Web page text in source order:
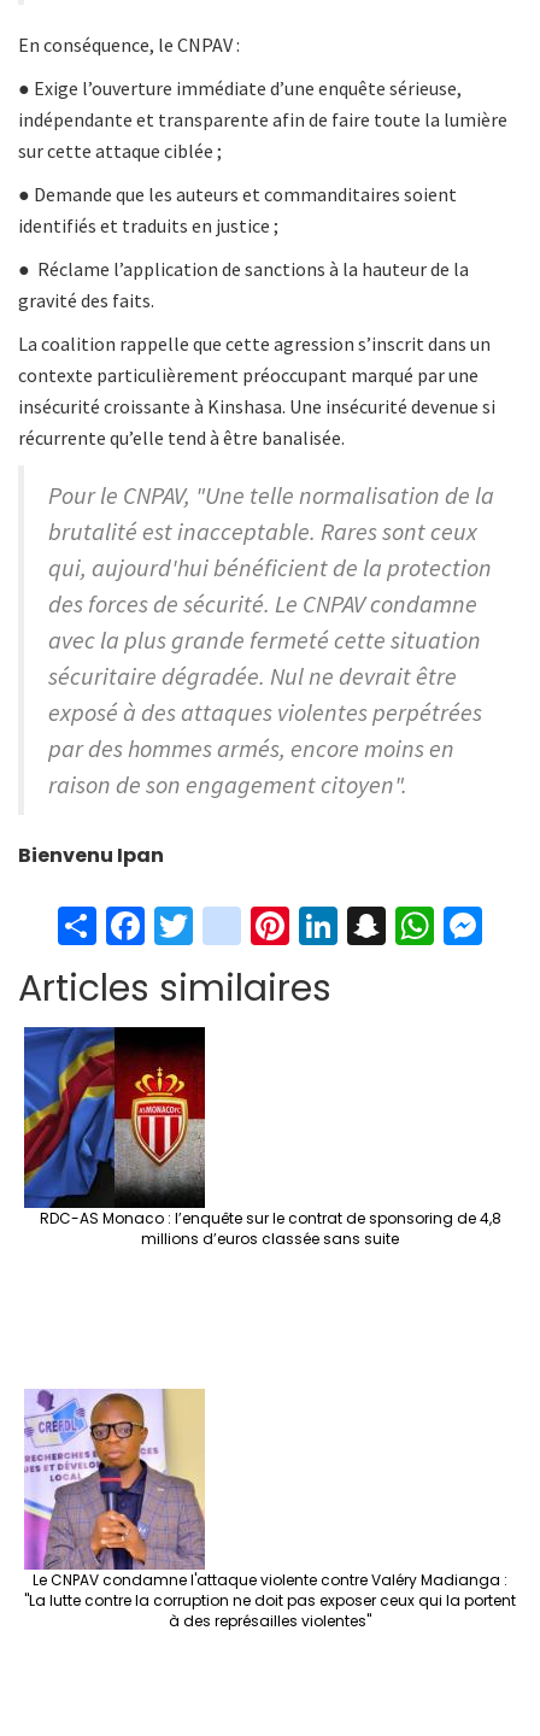
En conséquence, le CNPAV :
● Exige l’ouverture immédiate d’une enquête sérieuse,
indépendante et transparente afin de faire toute la lumière
sur cette attaque ciblée ;
● Demande que les auteurs et commanditaires soient
identifiés et traduits en justice ;
● Réclame l’application de sanctions à la hauteur de la
gravité des faits.
La coalition rappelle que cette agression s’inscrit dans un
contexte particulièrement préoccupant marqué par une
insécurité croissante à Kinshasa. Une insécurité devenue si
récurrente qu’elle tend à être banalisée.
Pour le CNPAV, "Une telle normalisation de la
brutalité est inacceptable. Rares sont ceux
qui, aujourd'hui bénéficient de la protection
des forces de sécurité. Le CNPAV condamne
avec la plus grande fermeté cette situation
sécuritaire dégradée. Nul ne devrait être
exposé à des attaques violentes perpétrées
par des hommes armés, encore moins en
raison de son engagement citoyen".
Bienvenu Ipan
S
h
ar
e
Fa
ce
b
o
o
k
T
wi
tt
er
in
st
ag
Pi
er
Li S W
Articles similaires
RDC-AS Monaco : l’enquête sur le contrat de sponsoring de 4,8
millions d’euros classée sans suite
Le CNPAV condamne l'attaque violente contre Valéry Madianga :
"La lutte contre la corruption ne doit pas exposer ceux qui la portent
à des représailles violentes"